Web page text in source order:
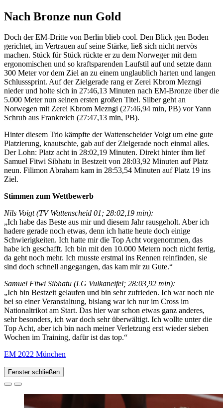
Nach Bronze nun Gold
Doch der EM-Dritte von Berlin blieb cool. Den Blick gen Boden
gerichtet, im Vertrauen auf seine Stärke, ließ sich nicht nervös
machen. Stück für Stück rückte er zu dem Norweger mit dem
ergonomischen und so kraftsparenden Laufstil auf und setzte dann
300 Meter vor dem Ziel an zu einem unglaublich harten und langen
Schlusssprint. Auf der Zielgerade rang er Zerei Kbrom Mezngi
nieder und holte sich in 27:46,13 Minuten nach EM-Bronze über die
5.000 Meter nun seinen ersten großen Titel. Silber geht an
Norwegen mit Zerei Kbrom Mezngi (27:46,94 min, PB) vor Yann
Schrub aus Frankreich (27:47,13 min, PB).
Hinter diesem Trio kämpfte der Wattenscheider Voigt um eine gute
Platzierung, knautschte, gab auf der Zielgerade noch einmal alles.
Der Lohn: Platz acht in 28:02,19 Minuten. Direkt hinter ihm lief
Samuel Fitwi Sibhatu in Bestzeit von 28:03,92 Minuten auf Platz
neun. Filimon Abraham kam in 28:53,54 Minuten auf Platz 19 ins
Ziel.
Stimmen zum Wettbewerb
Nils Voigt (TV Wattenscheid 01; 28:02,19 min):
„Ich habe das Beste aus mir und diesem Jahr rausgeholt. Aber ich
hadere gerade noch etwas, denn ich hatte heute doch einige
Schwierigkeiten. Ich hatte mir die Top Acht vorgenommen, das
habe ich geschafft. Ich bin mit den 10.000 Metern noch nicht fertig,
da geht noch mehr. Ich musste erstmal ins Rennen reinfinden, sie
sind doch schnell angegangen, das kam mir zu Gute.“
Samuel Fitwi Sibhatu (LG Vulkaneifel; 28:03,92 min):
„Ich bin Bestzeit gelaufen und bin sehr zufrieden. Ich war noch nie
bei so einer Veranstaltung, bislang war ich nur im Cross im
Nationaltrikot am Start. Das hier war schon etwas ganz anderes,
sehr besonders, ich war doch sehr überwältigt. Ich wollte unter die
Top Acht, aber ich bin nach meiner Verletzung erst wieder sieben
Wochen im Training, dafür ist das top.“
EM 2022 München
Fenster schließen